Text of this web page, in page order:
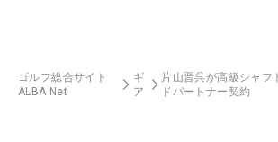
ゴルフ総合サイト
ALBA Net
ギ
ア
片山晋呉が高級シャフ
ドパートナー契約